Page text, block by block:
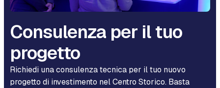
Consulenza per il tuo
progetto
Richiedi una consulenza tecnica per il tuo nuovo
progetto di investimento nel Centro Storico. Basta